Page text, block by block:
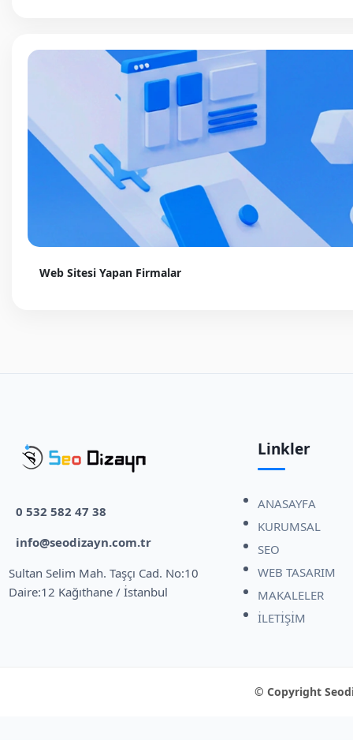
Web Sitesi Yapan Firmalar
0 532 582 47 38
info@seodizayn.com.tr
Sultan Selim Mah. Taşçı Cad. No:10
Daire:12 Kağıthane / İstanbul
Linkler
ANASAYFA
KURUMSAL
SEO
WEB TASARIM
MAKALELER
İLETİŞİM
© Copyright